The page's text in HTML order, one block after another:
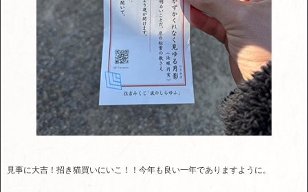
見事に大吉！招き猫買いにいこ！！今年も良い一年でありますように。